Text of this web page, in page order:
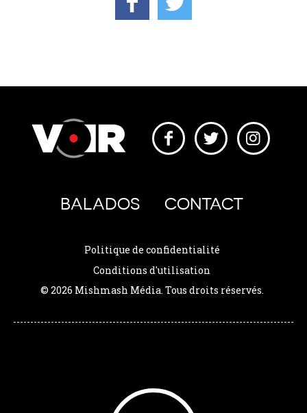
BALADOS CONTACT
Politique de confidentialité
Conditions d'utilisation
© 2026 Mishmash Média. Tous droits réservés.